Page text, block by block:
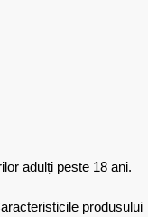
adulți peste 18 ani.
produsului